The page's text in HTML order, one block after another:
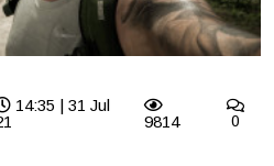
14:35 | 31 Jul
9814 0